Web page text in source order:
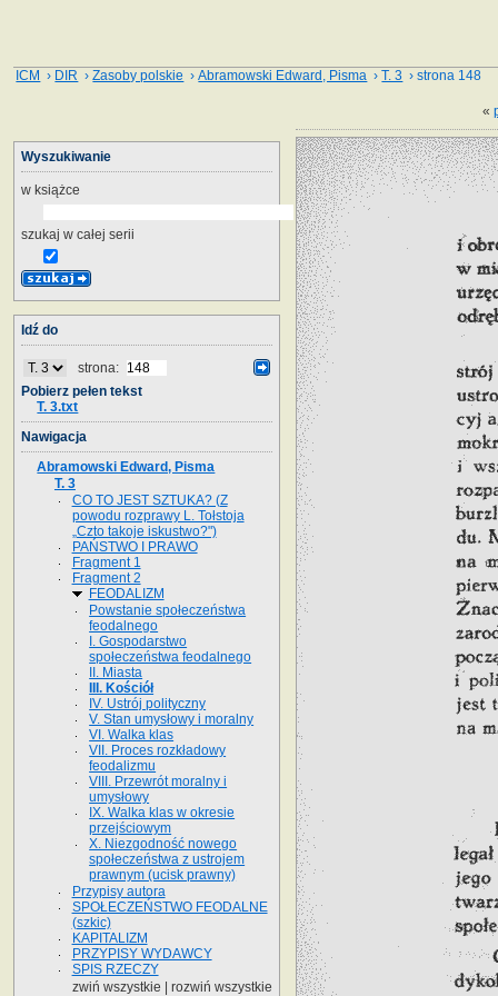
ICM › DIR ›Zasoby polskie ›Abramowski Edward, Pisma ›T. 3 › strona 148
«
Wyszukiwanie
w książce
szukaj w całej serii
Idź do
strona:
Pobierz pełen tekst
T. 3.txt
Nawigacja
Abramowski Edward, Pisma
T. 3
CO TO JEST SZTUKA? (Z
powodu rozprawy L. Tołstoja
„Czto takoje iskustwo?")
PAŃSTWO I PRAWO
Fragment 1
Fragment 2
FEODALIZM
Powstanie społeczeństwa
feodalnego
I. Gospodarstwo
społeczeństwa feodalnego
II. Miasta
III. Kościół
IV. Ustrój polityczny
V. Stan umysłowy i moralny
VI. Walka klas
VII. Proces rozkładowy
feodalizmu
VIII. Przewrót moralny i
umysłowy
IX. Walka klas w okresie
przejściowym
X. Niezgodność nowego
społeczeństwa z ustrojem
prawnym (ucisk prawny)
Przypisy autora
SPOŁECZEŃSTWO FEODALNE
(szkic)
KAPITALIZM
PRZYPISY WYDAWCY
SPIS RZECZY
zwiń wszystkie | rozwiń wszystkie